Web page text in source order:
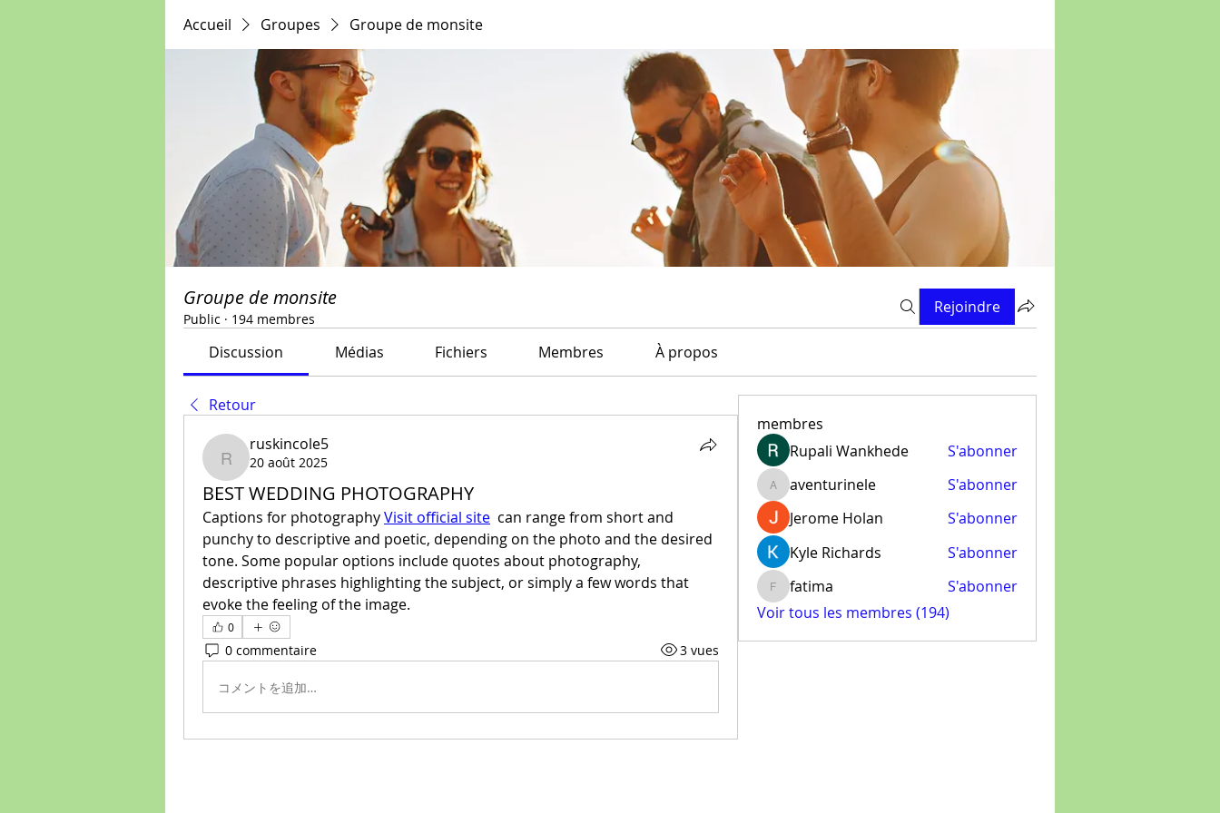
Accueil Groupes Groupe de monsite
Groupe de monsite
Public · 194 membres
Rejoindre
Discussion Médias Fichiers Membres À propos
Retour
ruskincole5
ruskincole5
20 août 2025
BEST WEDDING PHOTOGRAPHY
Captions for photography Visit official site
  can range from short and
punchy to descriptive and poetic, depending on the photo and the desired
tone. Some popular options include quotes about photography,
descriptive phrases highlighting the subject, or simply a few words that
evoke the feeling of the image.
0
0 commentaire 3 vues
コメントを追加…
membres
Rupali Wankhede
S'abonner
aventurinele
aventurinele
S'abonner
Jerome Holan
S'abonner
Kyle Richards
S'abonner
fatima
fatima
S'abonner
Voir tous les membres (194)